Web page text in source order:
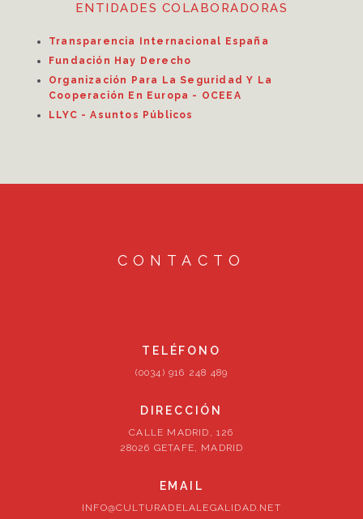
ENTIDADES COLABORADORAS
Transparencia Internacional España
Fundación Hay Derecho
Organización Para La Seguridad Y La
Cooperación En Europa - OCEEA
LLYC - Asuntos Públicos
CONTACTO
TELÉFONO
(0034) 916 248 489
DIRECCIÓN
CALLE MADRID, 126
28026 GETAFE, MADRID
EMAIL
INFO@CULTURADELALEGALIDAD.NET